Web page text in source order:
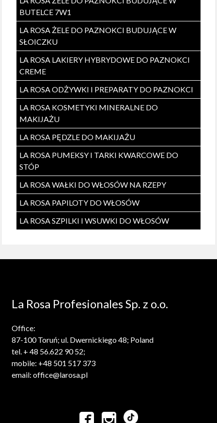
BUTELCE 7W1
LA ROSA ŻELE DO PAZNOKCI BUDUJĄCE W
SŁOICZKU
LA ROSA LAKIERY HYBRYDOWE DO PAZNOKCI
CREME
LA ROSA ODŻYWKI I PREPARATY DO PAZNOKCI
LA ROSA KOSMETYKI MINERALNE DO
MAKIJAŻU
LA ROSA PĘDZLE DO MAKIJAŻU
LA ROSA PUMEKSY I TARKI KWARCOWE DO
STÓP
LA ROSA WAŁKI DO WŁOSÓW NA RZEPY
LA ROSA PAPILOTY DO WŁOSÓW
LA ROSA SZPILKI I WSUWKI DO WŁOSÓW
La Rosa Profesionales Sp. z o.o.
Office:
87-100 Toruń; ul. Dwernickiego 48; Poland
tel. + 48 56.622 90 52;
mobile: +48 501 517 373
email: office@larosa.pl
 